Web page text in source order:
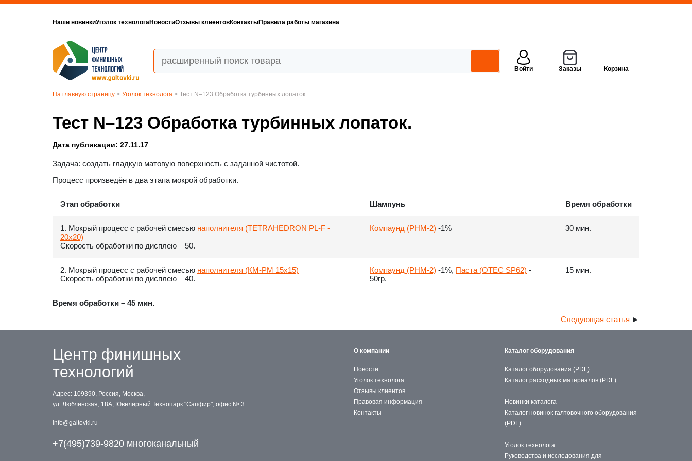
Наши новинкиУголок технологаНовостиОтзывы клиентовКонтактыПравила работы магазина
Войти Заказы Корзина
На главную страницу > Уголок технолога > Тест N–123 Обработка турбинных лопаток.
Тест N–123 Обработка турбинных лопаток.
Дата публикации: 27.11.17
Задача: создать гладкую матовую поверхность с заданной чистотой.
Процесс произведён в два этапа мокрой обработки.
Этап обработки Шампунь Время обработки
1. Мокрый процесс с рабочей смесью наполнителя (TETRAHEDRON PL-F -
20х20)
Скорость обработки по дисплею – 50.
Компаунд (PHM-2) -1% 30 мин.
2. Мокрый процесс с рабочей смесью наполнителя (КМ-РМ 15х15)
Скорость обработки по дисплею – 40.
Компаунд (PHM-2) -1%, Паста (OTEC SP62) -
50гр.
15 мин.
Время обработки – 45 мин.
Следующая статья ►
Центр финишных
технологий
Адрес: 109390, Россия, Москва,
ул. Люблинская, 18А, Ювелирный Технопарк "Сапфир", офис № 3
info@galtovki.ru
+7(495)739-9820 многоканальный
О компании
Новости
Уголок технолога
Отзывы клиентов
Правовая информация
Контакты
Каталог оборудования
Каталог оборудования (PDF)
Каталог расходных материалов (PDF)
Новинки каталога
Каталог новинок галтовочного оборудования
(PDF)
Уголок технолога
Руководства и исследования для